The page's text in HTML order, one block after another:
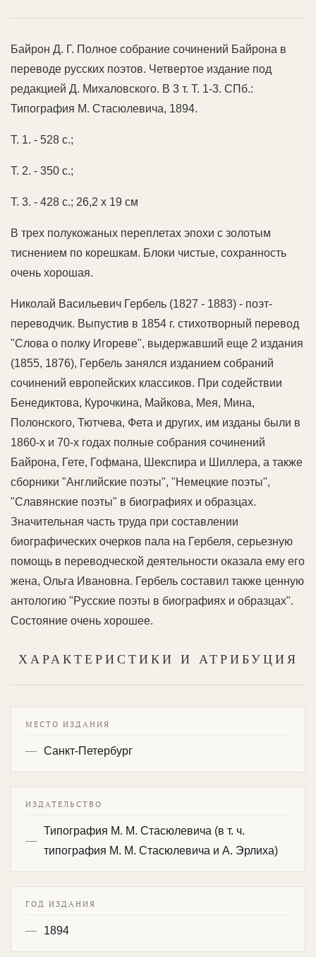
Байрон Д. Г. Полное собрание сочинений Байрона в
переводе русских поэтов. Четвертое издание под
редакцией Д. Михаловского. В 3 т. Т. 1-3. СПб.:
Типография М. Стасюлевича, 1894.
Т. 1. - 528 с.;
Т. 2. - 350 с.;
Т. 3. - 428 с.; 26,2 х 19 см
В трех полукожаных переплетах эпохи с золотым
тиснением по корешкам. Блоки чистые, сохранность
очень хорошая.
Николай Васильевич Гербель (1827 - 1883) - поэт-
переводчик. Выпустив в 1854 г. стихотворный перевод
"Слова о полку Игореве", выдержавший еще 2 издания
(1855, 1876), Гербель занялся изданием собраний
сочинений европейских классиков. При содействии
Бенедиктова, Курочкина, Майкова, Мея, Мина,
Полонского, Тютчева, Фета и других, им изданы были в
1860-х и 70-х годах полные собрания сочинений
Байрона, Гете, Гофмана, Шекспира и Шиллера, а также
сборники "Английские поэты", "Немецкие поэты",
"Славянские поэты" в биографиях и образцах.
Значительная часть труда при составлении
биографических очерков пала на Гербеля, серьезную
помощь в переводческой деятельности оказала ему его
жена, Ольга Ивановна. Гербель составил также ценную
антологию "Русские поэты в биографиях и образцах".
Состояние очень хорошее.
ХАРАКТЕРИСТИКИ И АТРИБУЦИЯ
МЕСТО ИЗДАНИЯ
Санкт-Петербург
ИЗДАТЕЛЬСТВО
Типография М. М. Стасюлевича (в т. ч.
типография М. М. Стасюлевича и А. Эрлиха)
ГОД ИЗДАНИЯ
1894